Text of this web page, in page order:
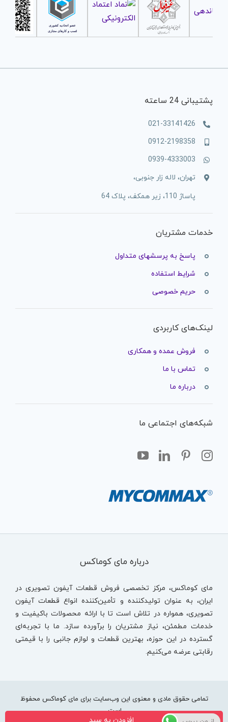
پشتیبانی 24 ساعته
021-33141426
0912-2198358
0939-4333003
تهران، لاله زار جنوبی،
پاساژ 110، زیر همکف، پلاک 64
خدمات مشتریان
پاسخ به پرسشهای متداول
شرایط استفاده
حریم خصوصی
لینک‌های کاربردی
فروش عمده و همکاری
تماس با ما
درباره ما
شبکه‌های اجتماعی ما
درباره مای کوماکس
مای کوماکس، مرکز تخصصی فروش قطعات آیفون تصویری در
ایران، به عنوان تولیدکننده و تأمین‌کننده انواع قطعات آیفون
تصویری، همواره در تلاش است تا با ارائه محصولات باکیفیت و
خدمات مطمئن، نیاز مشتریان را برآورده سازد. ما با تجربه‌ای
گسترده در این حوزه، بهترین قطعات و لوازم جانبی را با قیمتی
رقابتی عرضه می‌کنیم.
تمامی حقوق مادی و معنوی این وب‌سایت برای مای کوماکس محفوظ
است.